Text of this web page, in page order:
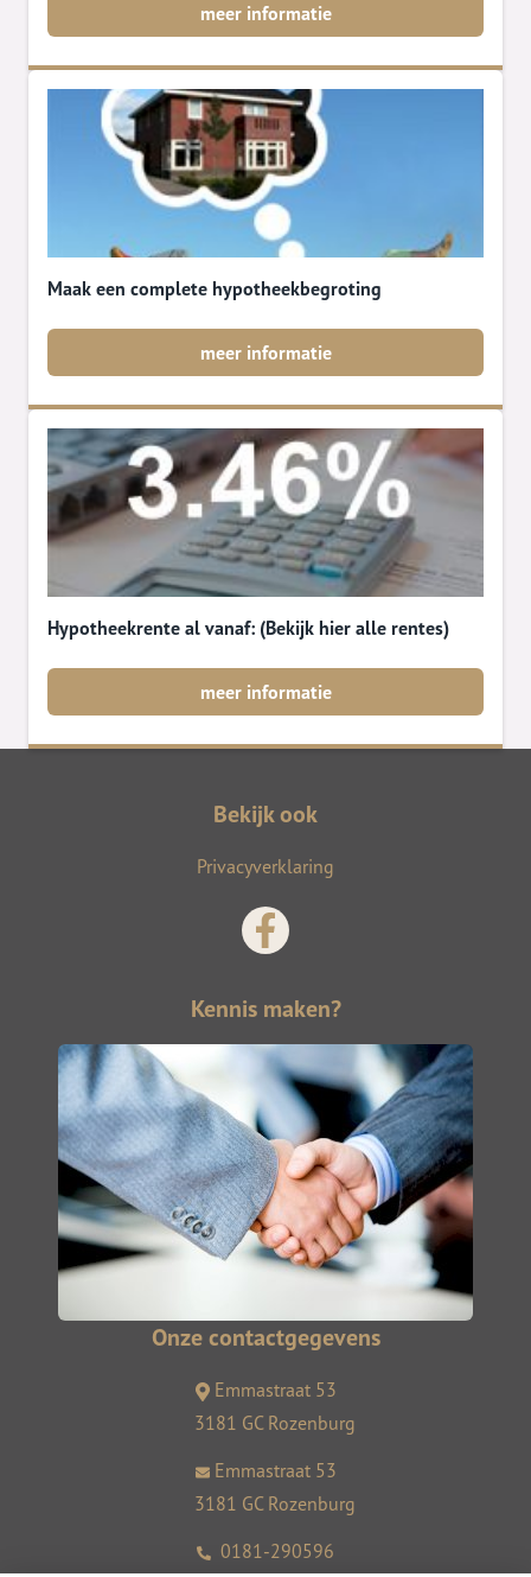
meer informatie
Maak een complete hypotheekbegroting
meer informatie
Hypotheekrente al vanaf: (Bekijk hier alle rentes)
meer informatie
Bekijk ook
Privacyverklaring
Kennis maken?
Onze contactgegevens
Emmastraat 53
3181 GC Rozenburg
Emmastraat 53
3181 GC Rozenburg
0181-290596